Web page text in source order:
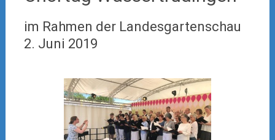
im Rahmen der Landesgartenschau
2. Juni 2019